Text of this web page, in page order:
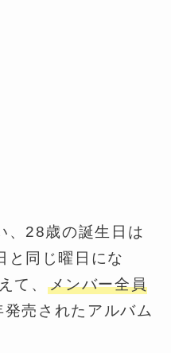
、28歳の誕生日は
と同じ曜日にな
て、 メンバー全員
売されたアルバム